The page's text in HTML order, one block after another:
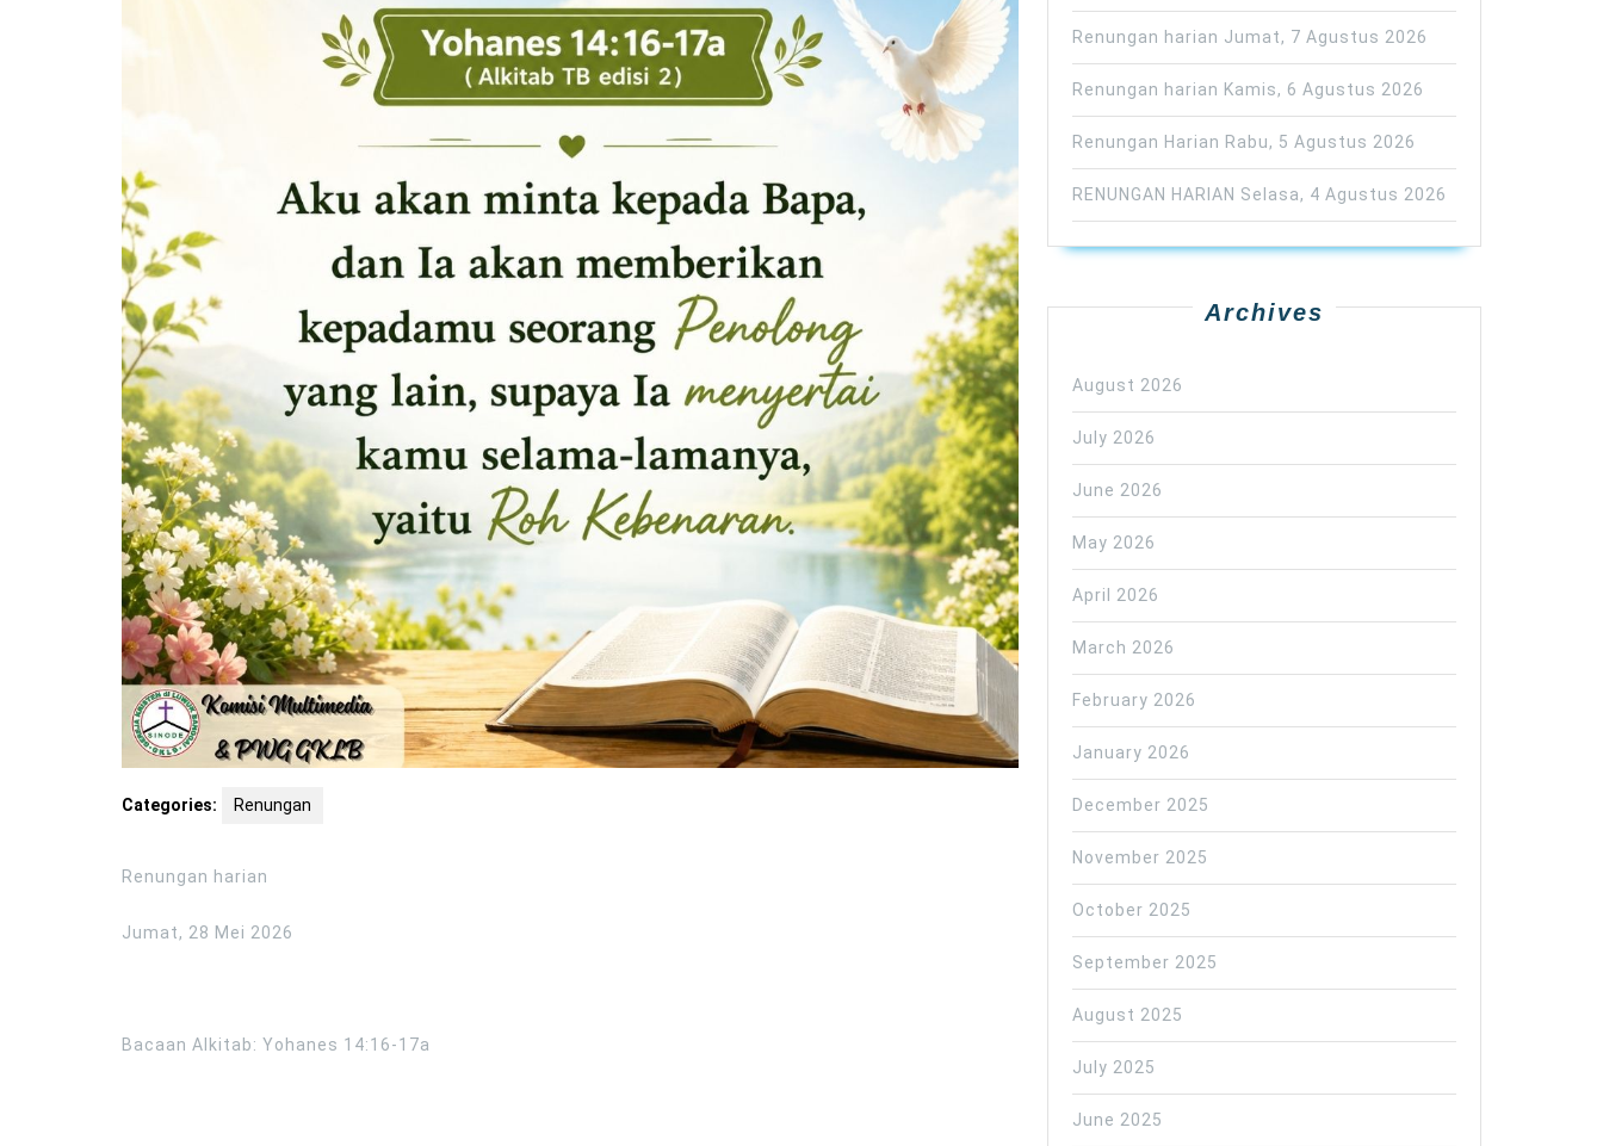
Categories: Renungan
Renungan harian
Jumat, 28 Mei 2026
Bacaan Alkitab: Yohanes 14:16-17a
Renungan harian Jumat, 7 Agustus 2026
Renungan harian Kamis, 6 Agustus 2026
Renungan Harian Rabu, 5 Agustus 2026
RENUNGAN HARIAN Selasa, 4 Agustus 2026
Archives
August 2026
July 2026
June 2026
May 2026
April 2026
March 2026
February 2026
January 2026
December 2025
November 2025
October 2025
September 2025
August 2025
July 2025
June 2025